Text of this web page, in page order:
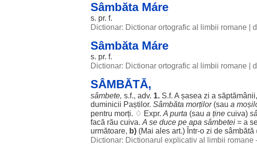
Sâmbăta Máre
s. pr. f.
Dictionar: Dictionar ortografic al limbii romane
Sâmbăta Máre
s. pr. f.
Dictionar: Dictionar ortografic al limbii romane
SÂMBĂTĂ,
sâmbete, s.f., adv. 1. S.f. A șasea zi a săptămânii
duminicii Paștilor. Sâmbăta morților(sau a
pentru morți. ♢ Expr. A purta (sau a ține cuiva)
facă rău cuiva. A se duce pe apa sâmbetei = a
următoare, b) (Mai ales art.) Într-o zi de sâmbătă
Dictionar: Dictionarul explicativ al limbii romane